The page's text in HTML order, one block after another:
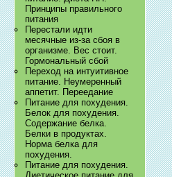
Принципы правильного
питания
Перестали идти
месячные из-за сбоя в
организме. Вес стоит.
Гормональный сбой
Переход на интуитивное
питание. Неумеренный
аппетит. Переедание
Питание для похудения.
Белок для похудения.
Содержание белка.
Белки в продуктах.
Норма белка для
похудения.
Питание для похудения.